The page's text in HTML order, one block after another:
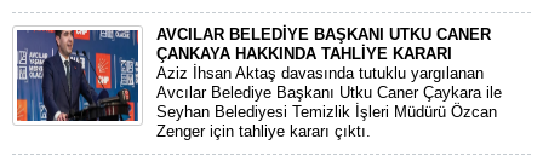
AVCILAR BELEDİYE BAŞKANI UTKU CANER
ÇANKAYA HAKKINDA TAHLİYE KARARI
​Aziz İhsan Aktaş davasında tutuklu yargılanan
Avcılar Belediye Başkanı Utku Caner Çaykara ile
Seyhan Belediyesi Temizlik İşleri Müdürü Özcan
Zenger için tahliye kararı çıktı.